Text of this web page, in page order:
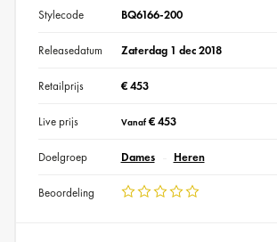
Stylecode BQ6166-200
Releasedatum Zaterdag 1 dec 2018
Retailprijs € 453
Live prijs Vanaf€ 453
Doelgroep Dames Heren
Beoordeling